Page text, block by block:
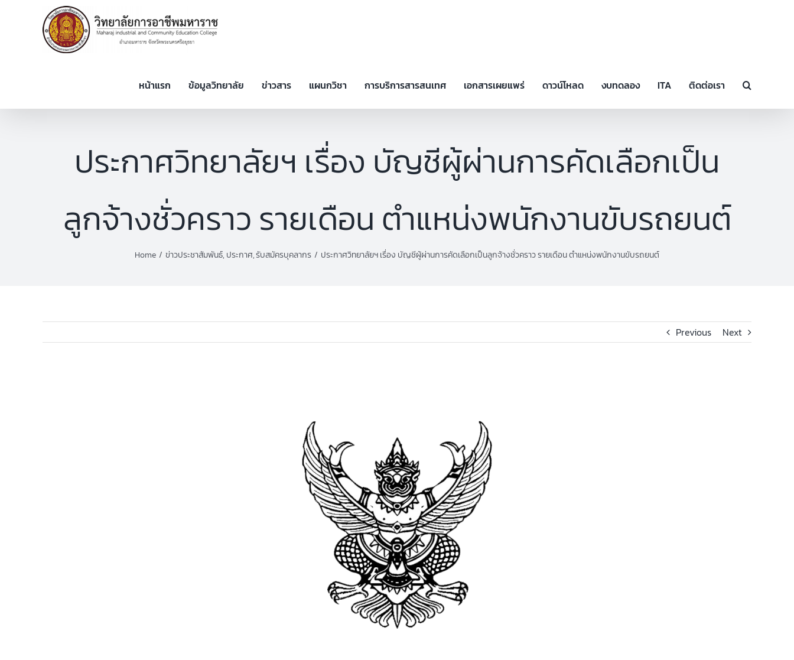
หน้าแรก ข้อมูลวิทยาลัย ข่าวสาร แผนกวิชา การบริการสารสนเทศ เอกสารเผยแพร่ ดาวน์โหลด งบทดลอง ITA ติดต่อเรา
ประกาศวิทยาลัยฯ เรื่อง บัญชีผู้ผ่านการคัดเลือกเป็น
ลูกจ้างชั่วคราว รายเดือน ตำแหน่งพนักงานขับรถยนต์
Home ข่าวประชาสัมพันธ์ ประกาศ รับสมัครบุคลากร ประกาศวิทยาลัยฯ เรื่อง บัญชีผู้ผ่านการคัดเลือกเป็นลูกจ้างชั่วคราว รายเดือน ตำแหน่งพนักงานขับรถยนต์
Previous Next